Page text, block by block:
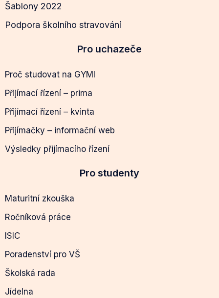
Šablony 2022
Podpora školního stravování
Pro uchazeče
Proč studovat na GYMI
Přijímací řízení – prima
Přijímací řízení – kvinta
Přijímačky – informační web
Výsledky přijímacího řízení
Pro studenty
Maturitní zkouška
Ročníková práce
ISIC
Poradenství pro VŠ
Školská rada
Jídelna